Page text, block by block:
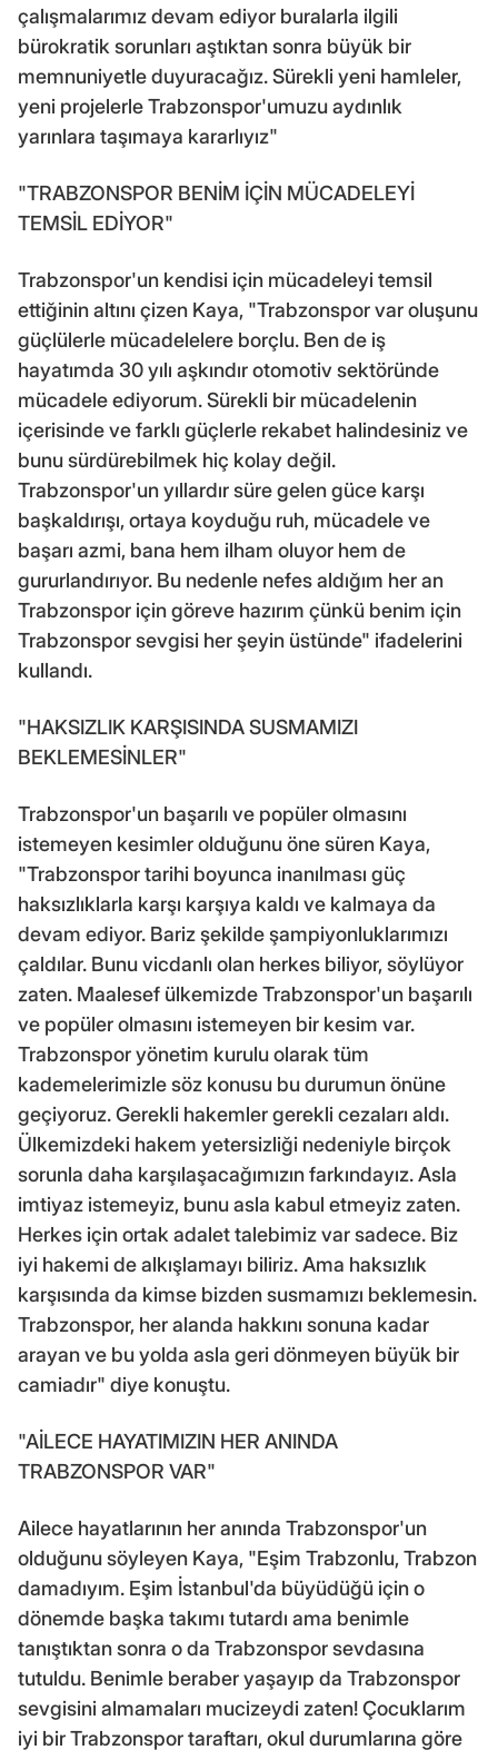
çalışmalarımız devam ediyor buralarla ilgili
bürokratik sorunları aştıktan sonra büyük bir
memnuniyetle duyuracağız. Sürekli yeni hamleler,
yeni projelerle Trabzonspor'umuzu aydınlık
yarınlara taşımaya kararlıyız"
"TRABZONSPOR BENİM İÇİN MÜCADELEYİ
TEMSİL EDİYOR"
Trabzonspor'un kendisi için mücadeleyi temsil
ettiğinin altını çizen Kaya, "Trabzonspor var oluşunu
güçlülerle mücadelelere borçlu. Ben de iş
hayatımda 30 yılı aşkındır otomotiv sektöründe
mücadele ediyorum. Sürekli bir mücadelenin
içerisinde ve farklı güçlerle rekabet halindesiniz ve
bunu sürdürebilmek hiç kolay değil.
Trabzonspor'un yıllardır süre gelen güce karşı
başkaldırışı, ortaya koyduğu ruh, mücadele ve
başarı azmi, bana hem ilham oluyor hem de
gururlandırıyor. Bu nedenle nefes aldığım her an
Trabzonspor için göreve hazırım çünkü benim için
Trabzonspor sevgisi her şeyin üstünde" ifadelerini
kullandı.
"HAKSIZLIK KARŞISINDA SUSMAMIZI
BEKLEMESİNLER"
Trabzonspor'un başarılı ve popüler olmasını
istemeyen kesimler olduğunu öne süren Kaya,
"Trabzonspor tarihi boyunca inanılması güç
haksızlıklarla karşı karşıya kaldı ve kalmaya da
devam ediyor. Bariz şekilde şampiyonluklarımızı
çaldılar. Bunu vicdanlı olan herkes biliyor, söylüyor
zaten. Maalesef ülkemizde Trabzonspor'un başarılı
ve popüler olmasını istemeyen bir kesim var.
Trabzonspor yönetim kurulu olarak tüm
kademelerimizle söz konusu bu durumun önüne
geçiyoruz. Gerekli hakemler gerekli cezaları aldı.
Ülkemizdeki hakem yetersizliği nedeniyle birçok
sorunla daha karşılaşacağımızın farkındayız. Asla
imtiyaz istemeyiz, bunu asla kabul etmeyiz zaten.
Herkes için ortak adalet talebimiz var sadece. Biz
iyi hakemi de alkışlamayı biliriz. Ama haksızlık
karşısında da kimse bizden susmamızı beklemesin.
Trabzonspor, her alanda hakkını sonuna kadar
arayan ve bu yolda asla geri dönmeyen büyük bir
camiadır" diye konuştu.
"AİLECE HAYATIMIZIN HER ANINDA
TRABZONSPOR VAR"
Ailece hayatlarının her anında Trabzonspor'un
olduğunu söyleyen Kaya, "Eşim Trabzonlu, Trabzon
damadıyım. Eşim İstanbul'da büyüdüğü için o
dönemde başka takımı tutardı ama benimle
tanıştıktan sonra o da Trabzonspor sevdasına
tutuldu. Benimle beraber yaşayıp da Trabzonspor
sevgisini almamaları mucizeydi zaten! Çocuklarım
iyi bir Trabzonspor taraftarı, okul durumlarına göre